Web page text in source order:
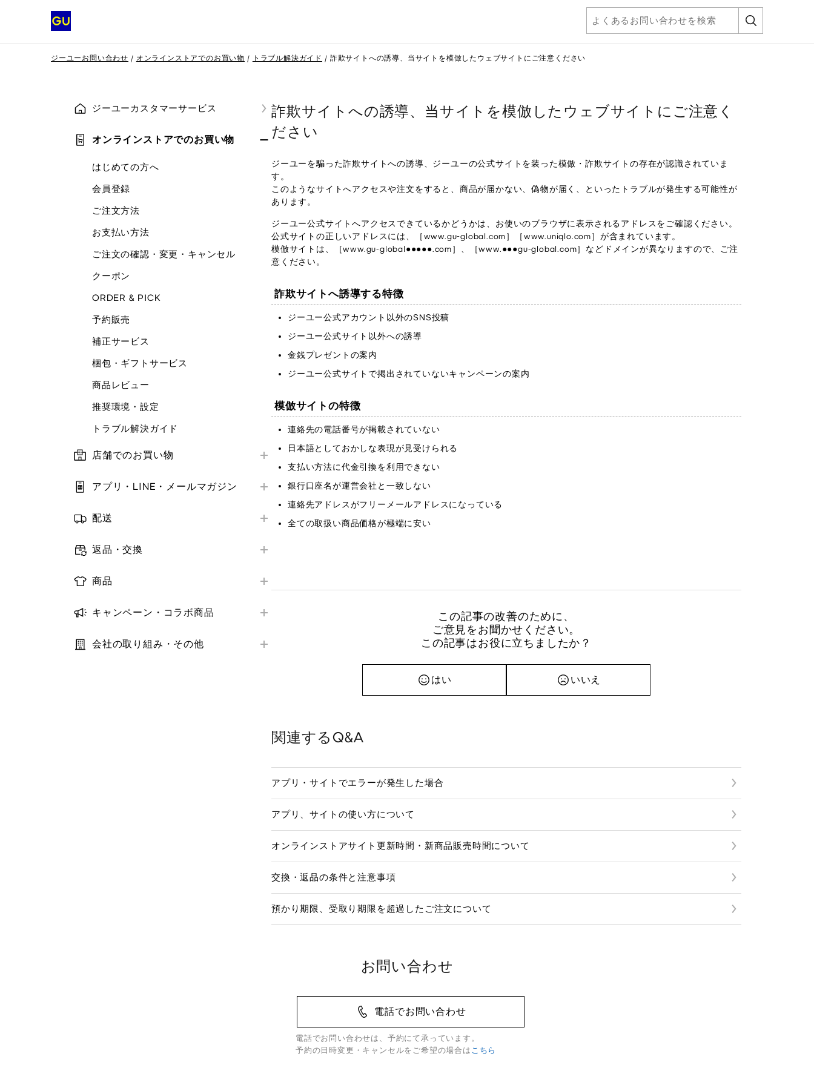
ジーユーお問い合わせ オンラインストアでのお買い物 トラブル解決ガイド 詐欺サイトへの誘導、当サイトを模倣したウェブサイトにご注意ください
ジーユーカスタマーサービス
オンラインストアでのお買い物
はじめての方へ
会員登録
ご注文方法
お支払い方法
ご注文の確認・変更・キャンセル
クーポン
ORDER & PICK
予約販売
補正サービス
梱包・ギフトサービス
商品レビュー
推奨環境・設定
トラブル解決ガイド
店舗でのお買い物
補正サービス
店舗サービスアンケート
アプリ・LINE・メールマガジン
アプリ・LINE
メールマガジン
クーポン
配送
お届け日数
配送状況の確認
返品・交換
返金の方法・時期
商品
在庫
キャンペーン・コラボ商品
コラボ商品
会社の取り組み・その他
詐欺サイトへの誘導、当サイトを模倣したウェブサイトにご注意く
ださい
ジーユーを騙った詐欺サイトへの誘導、ジーユーの公式サイトを装った模倣・詐欺サイトの存在が認識されていま
す。
このようなサイトへアクセスや注文をすると、商品が届かない、偽物が届く、といったトラブルが発生する可能性が
あります。
ジーユー公式サイトへアクセスできているかどうかは、お使いのブラウザに表示されるアドレスをご確認ください。
公式サイトの正しいアドレスには、［www.gu-global.com］［www.uniqlo.com］が含まれています。
模倣サイトは、［www.gu-global●●●●●.com］、［www.●●●gu-global.com］などドメインが異なりますので、ご注
意ください。
詐欺サイトへ誘導する特徴
ジーユー公式アカウント以外のSNS投稿
ジーユー公式サイト以外への誘導
金銭プレゼントの案内
ジーユー公式サイトで掲出されていないキャンペーンの案内
模倣サイトの特徴
連絡先の電話番号が掲載されていない
日本語としておかしな表現が見受けられる
支払い方法に代金引換を利用できない
銀行口座名が運営会社と一致しない
連絡先アドレスがフリーメールアドレスになっている
全ての取扱い商品価格が極端に安い
この記事の改善のために、
ご意見をお聞かせください。
この記事はお役に立ちましたか？
はい いいえ
関連するQ&A
アプリ・サイトでエラーが発生した場合
アプリ、サイトの使い方について
オンラインストアサイト更新時間・新商品販売時間について
交換・返品の条件と注意事項
預かり期限、受取り期限を超過したご注文について
お問い合わせ
電話でお問い合わせ
電話でお問い合わせは、予約にて承っています。
予約の日時変更・キャンセルをご希望の場合は こちら